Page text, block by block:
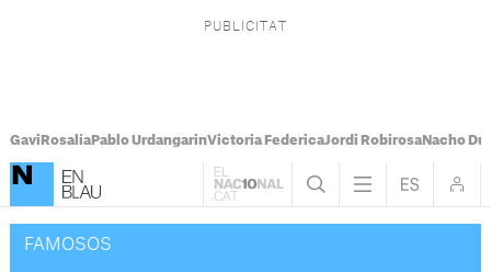
Gavi RosalíaPablo UrdangarinVictoria FedericaJordi RobirosaNacho
FAMOSOS